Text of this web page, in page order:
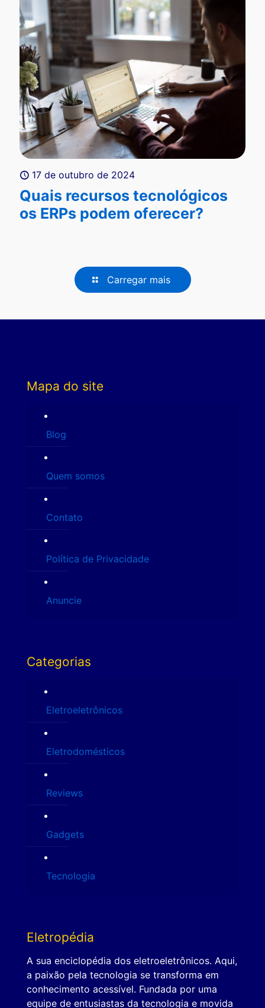
17 de outubro de 2024
Quais recursos tecnológicos
os ERPs podem oferecer?
Carregar mais
Mapa do site
Blog
Quem somos
Contato
Política de Privacidade
Anuncie
Categorias
Eletroeletrônicos
Eletrodomésticos
Reviews
Gadgets
Tecnologia
Eletropédia
A sua enciclopédia dos eletroeletrônicos. Aqui,
a paixão pela tecnologia se transforma em
conhecimento acessível. Fundada por uma
equipe de entusiastas da tecnologia e movida